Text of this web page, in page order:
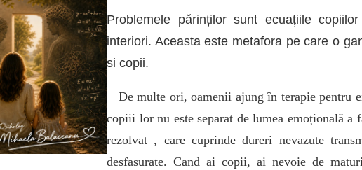
Problemele părinților sunt ecuațiile
interiori. Aceasta este metafora pe care o
si copii.
De multe ori, oamenii ajung în terapie pentru
copiii lor nu este separat de lumea emoțională
rezolvat , care cuprinde dureri nevazute
desfasurate. Cand ai copii, ai nevoie de